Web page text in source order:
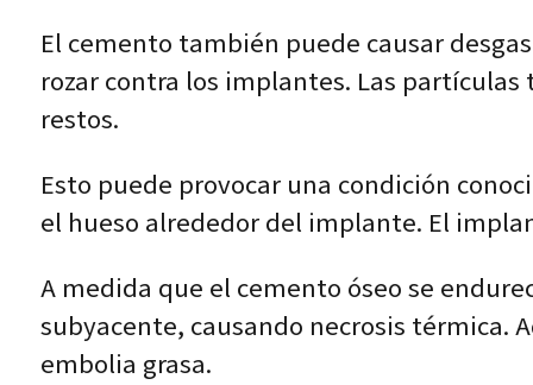
El cemento también puede causar
rozar contra los implantes. Las
restos.
Esto puede provocar una condición
el hueso alrededor del implante. El
A medida que el cemento óseo se
subyacente, causando necrosis térmica.
embolia grasa.